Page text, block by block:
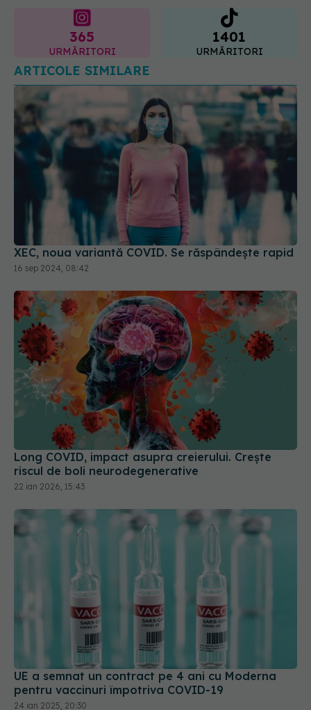
365
URMĂRITORI
1401
URMĂRITORI
ARTICOLE SIMILARE
XEC, noua variantă COVID. Se răspândește rapid
16 sep 2024, 08:42
Long COVID, impact asupra creierului. Crește
riscul de boli neurodegenerative
22 ian 2026, 15:43
UE a semnat un contract pe 4 ani cu Moderna
pentru vaccinuri împotriva COVID-19
24 ian 2025, 20:30